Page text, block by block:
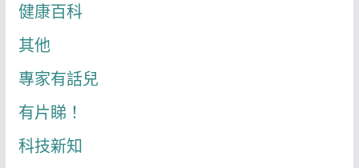
健康百科
其他
專家有話兒
有片睇！
科技新知